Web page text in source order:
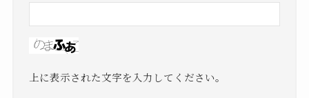
上に表示された文字を入力してください。